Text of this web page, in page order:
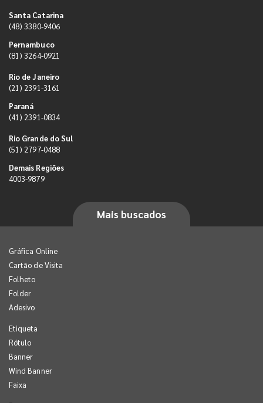
Santa Catarina
(48) 3380-9406
Pernambuco
(81) 3264-0921
Rio de Janeiro
(21) 2391-3161
Paraná
(41) 2391-0834
Rio Grande do Sul
(51) 2797-0488
Demais Regiões
4003-9879
Mais buscados
Gráfica Online
Cartão de Visita
Folheto
Folder
Adesivo
Etiqueta
Rótulo
Banner
Wind Banner
Faixa